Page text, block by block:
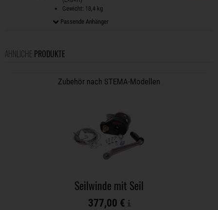
Gewicht: 18,4 kg
Passende Anhänger
ÄHNLICHE PRODUKTE
Zubehör nach STEMA-Modellen
Seilwinde mit Seil
377,00 €